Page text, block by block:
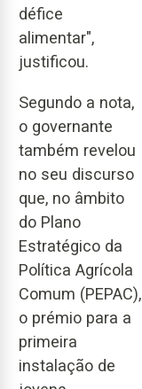
défice
alimentar",
justificou.
Segundo a nota,
o governante
também revelou
no seu discurso
que, no âmbito
do Plano
Estratégico da
Política Agrícola
Comum (PEPAC),
o prémio para a
primeira
instalação de